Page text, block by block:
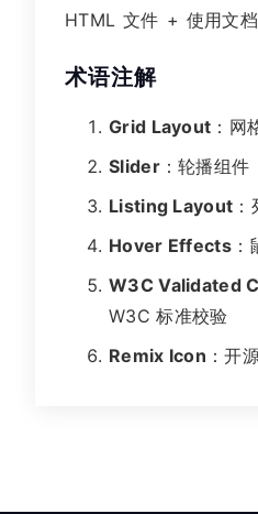
HTML 文件 + 使用文档
术语注解
Grid Layout ：网
Slider：轮播组件
Listing Layout
Hover Effects：
W3C Validated
W3C 标准校验
Remix Icon ：开